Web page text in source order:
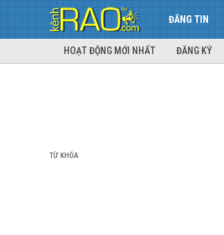
ĐĂNG TIN
HOẠT ĐỘNG MỚI NHẤT ĐĂNG KÝ
TỪ KHÓA